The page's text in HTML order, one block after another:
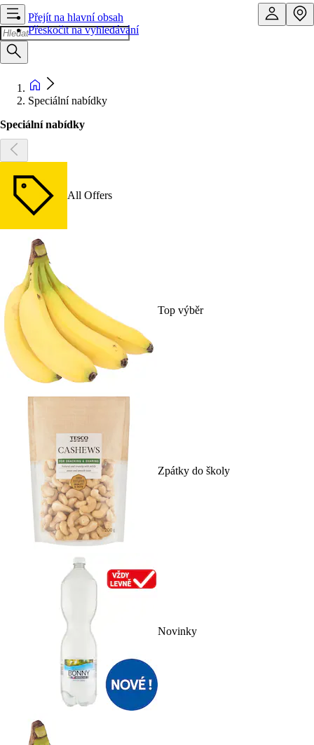
Přejít na hlavní obsah
Přeskočit na vyhledávání
Speciální nabídky
Speciální nabídky
All Offers
Top výběr
Zpátky do školy
Novinky